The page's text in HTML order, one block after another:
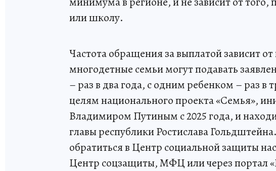
или школу.
Частота обращения за выплатой зависит от
многодетные семьи могут подавать
– раз в два года, с одним ребенком – раз в
целям национального проекта «Семья»,
Владимиром Путиным с 2025 года, и
главы республики Ростислава
обратиться в Центр социальной защиты
Центр соцзащиты, МФЦ или через портал